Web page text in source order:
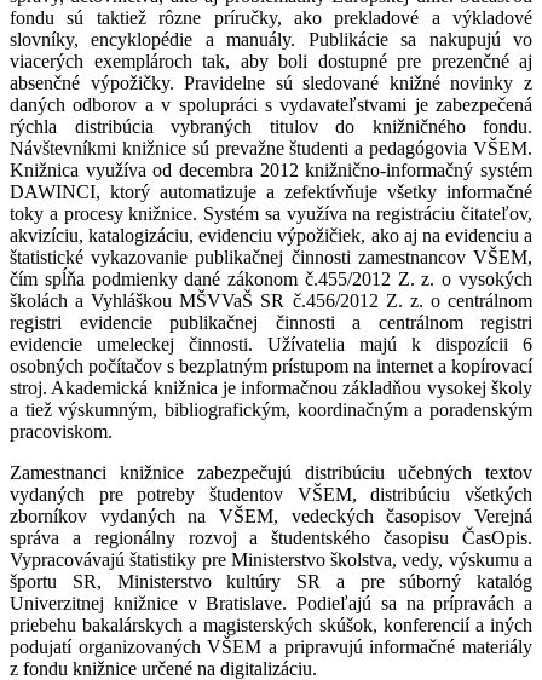
fondu sú taktiež rôzne príručky, ako prekladové a výkladové
slovníky, encyklopédie a manuály. Publikácie sa nakupujú vo
viacerých exemplároch tak, aby boli dostupné pre prezenčné aj
absenčné výpožičky. Pravidelne sú sledované knižné novinky z
daných odborov a v spolupráci s vydavateľstvami je zabezpečená
rýchla distribúcia vybraných titulov do knižničného fondu.
Návštevníkmi knižnice sú prevažne študenti a pedagógovia VŠEM.
Knižnica využíva od decembra 2012 knižnično-informačný systém
DAWINCI, ktorý automatizuje a zefektívňuje všetky informačné
toky a procesy knižnice. Systém sa využíva na registráciu čitateľov,
akvizíciu, katalogizáciu, evidenciu výpožičiek, ako aj na evidenciu a
štatistické vykazovanie publikačnej činnosti zamestnancov VŠEM,
čím spĺňa podmienky dané zákonom č.455/2012 Z. z. o vysokých
školách a Vyhláškou MŠVVaŠ SR č.456/2012 Z. z. o centrálnom
registri evidencie publikačnej činnosti a centrálnom registri
evidencie umeleckej činnosti. Užívatelia majú k dispozícii 6
osobných počítačov s bezplatným prístupom na internet a kopírovací
stroj. Akademická knižnica je informačnou základňou vysokej školy
a tiež výskumným, bibliografickým, koordinačným a poradenským
pracoviskom.
Zamestnanci knižnice zabezpečujú distribúciu učebných textov
vydaných pre potreby študentov VŠEM, distribúciu všetkých
zborníkov vydaných na VŠEM, vedeckých časopisov Verejná
správa a regionálny rozvoj a študentského časopisu ČasOpis.
Vypracovávajú štatistiky pre Ministerstvo školstva, vedy, výskumu a
športu SR, Ministerstvo kultúry SR a pre súborný katalóg
Univerzitnej knižnice v Bratislave. Podieľajú sa na prípravách a
priebehu bakalárskych a magisterských skúšok, konferencií a iných
podujatí organizovaných VŠEM a pripravujú informačné materiály
z fondu knižnice určené na digitalizáciu.